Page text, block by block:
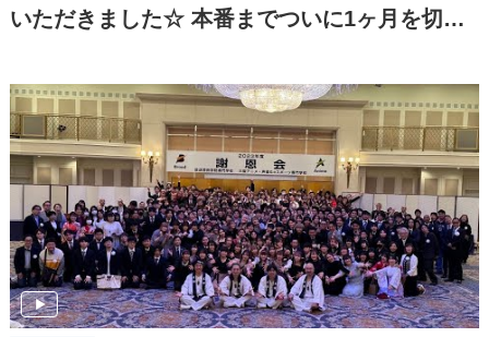
いただきました☆ 本番までついに1ヶ月を切
これからも期待です!